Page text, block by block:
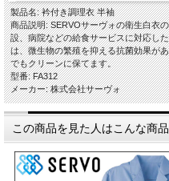
製品名: 衿付き調理衣 半袖
商品説明: SERVOサーヴォの衛生白衣
設、病院などの給食サービスに対応し
は、微生物の繁殖を抑える抗菌効果が
でもクリーンに保てます。
型番: FA312
メーカー: 株式会社サーヴォ
この商品を見た人はこんな商